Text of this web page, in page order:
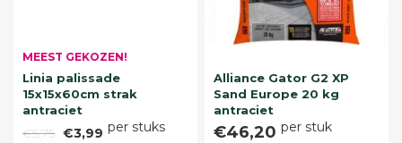
MEEST GEKOZEN!
Linia palissade
15x15x60cm strak
antraciet
€5,75 €3,99 per stuks
Alliance Gator G2 XP
Sand Europe 20 kg
antraciet
€46,20 per stuk